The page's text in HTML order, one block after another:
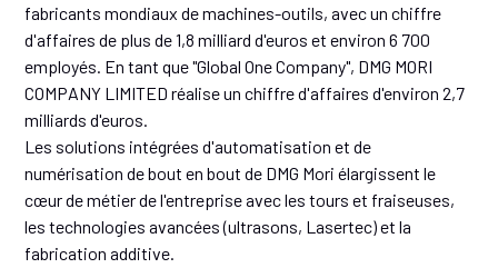
fabricants mondiaux de machines-outils, avec un chiffre
d'affaires de plus de 1,8 milliard d'euros et environ 6 700
employés. En tant que "Global One Company", DMG MORI
COMPANY LIMITED réalise un chiffre d'affaires d'environ 2,7
milliards d'euros.
Les solutions intégrées d'automatisation et de
numérisation de bout en bout de DMG Mori élargissent le
cœur de métier de l'entreprise avec les tours et fraiseuses,
les technologies avancées (ultrasons, Lasertec) et la
fabrication additive.